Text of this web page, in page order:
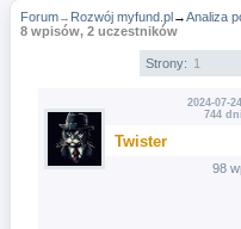
Forum→ Rozwój myfund.pl→Analiza
8 wpisów, 2 uczestników
Strony: 1
2024-07-
744
Twister
98